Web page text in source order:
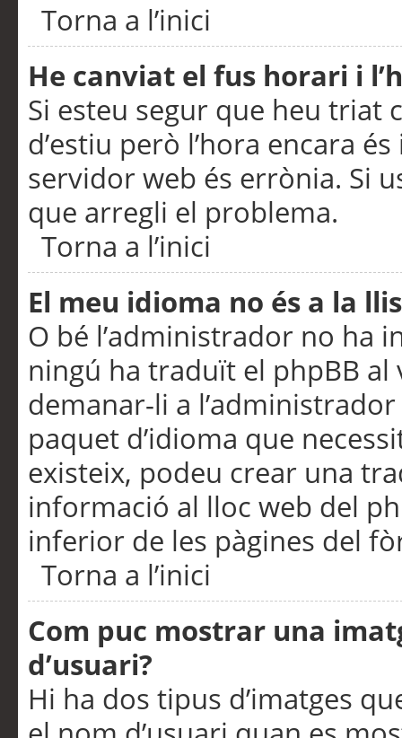
Torna a l’inici
He canviat el fus horari i
Si esteu segur que heu triat
d’estiu però l’hora encara
servidor web és errònia. Si
que arregli el problema.
Torna a l’inici
El meu idioma no és a la
O bé l’administrador no ha
ningú ha traduït el phpBB
demanar-li a
paquet d’idioma que
existeix, podeu crear una
informació al lloc web del
inferior de les pàgines del
Torna a l’inici
Com puc mostrar una
d’usuari?
Hi ha dos tipus d’imatges